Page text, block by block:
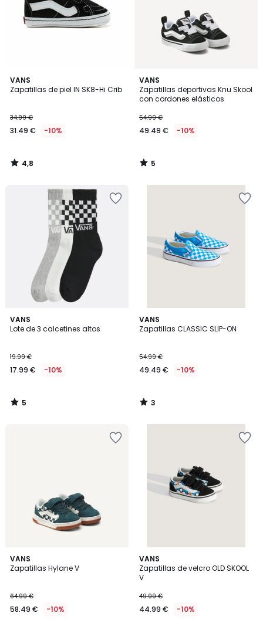
VANS
Zapatillas de piel IN SK8-Hi Crib
34.99 €
31.49 € -10%
4,8
/ 5
4,8
/
VANS
Zapatillas deportivas Knu Skool
con cordones elásticos
54.99 €
49.49 € -10%
5
/
5
5
/
VANS
Lote de 3 calcetines altos
19.99 €
17.99 € -10%
5
/
5
/
VANS
Zapatillas CLASSIC SLIP-ON
54.99 €
49.49 € -10%
3
/
3
/
VANS
Zapatillas Hylane V
64.99 €
58.49 € -10%
VANS
Zapatillas de velcro OLD SKOOL
V
49.99 €
44.99 € -10%